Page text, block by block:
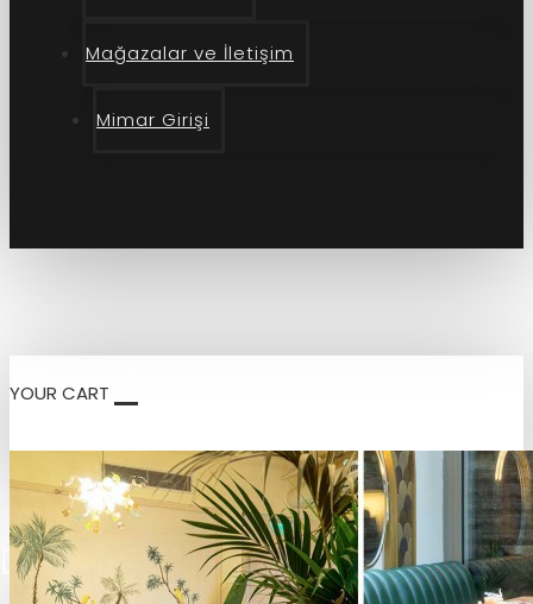
Mağazalar ve İletişim
Mimar Girişi
YOUR CART